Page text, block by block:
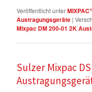
Veröffentlicht unter
Austragungsgeräte |
Mixpac DM 200-01 2K
Sulzer Mixpac